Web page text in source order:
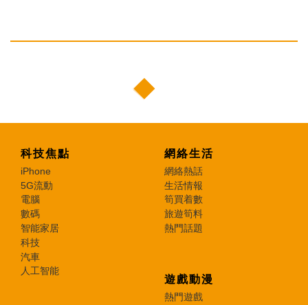
科技焦點
iPhone
5G流動
電腦
數碼
智能家居
科技
汽車
人工智能
網絡生活
網絡熱話
生活情報
筍買着數
旅遊筍料
熱門話題
遊戲動漫
熱門遊戲